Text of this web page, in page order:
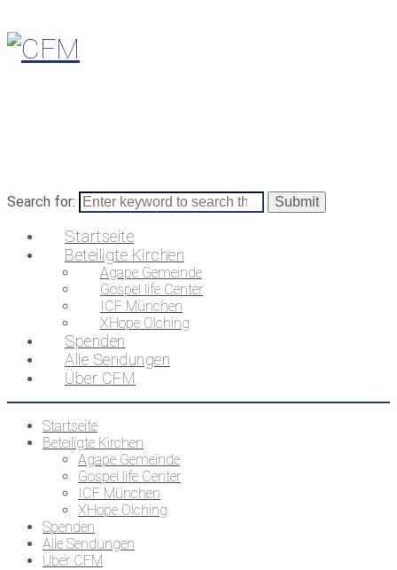
Search for:
Startseite
Beteiligte Kirchen
Agape Gemeinde
Gospel life Center
ICF München
XHope Olching
Spenden
Alle Sendungen
Über CFM
Startseite
Beteiligte Kirchen
Agape Gemeinde
Gospel life Center
ICF München
XHope Olching
Spenden
Alle Sendungen
Über CFM